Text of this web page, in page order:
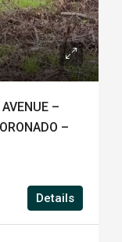
–
–
Details